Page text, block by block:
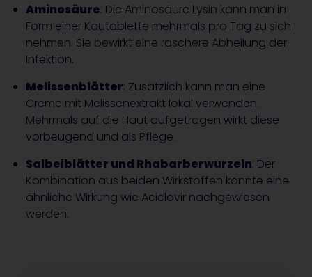
Aminosäure: Die Aminosäure Lysin kann man in
Form einer Kautablette mehrmals pro Tag zu sich
nehmen. Sie bewirkt eine raschere Abheilung der
Infektion.
Melissenblätter: Zusätzlich kann man eine
Creme mit Melissenextrakt lokal verwenden.
Mehrmals auf die Haut aufgetragen wirkt diese
vorbeugend und als Pflege.
Salbeiblätter und Rhabarberwurzeln: Der
Kombination aus beiden Wirkstoffen konnte eine
ähnliche Wirkung wie Aciclovir nachgewiesen
werden.